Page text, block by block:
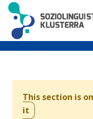
This section is
it